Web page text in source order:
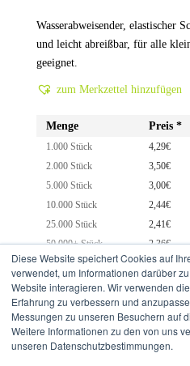
Diese Website speichert Cookies auf
verwendet, um Informationen darüber
Website interagieren. Wir verwenden
Erfahrung zu verbessern und
Messungen zu unseren Besuchern auf
Weitere Informationen zu den von uns
unseren Datenschutzbestimmungen.
Wasserabweisender, elastischer
und leicht abreißbar, für alle
geeignet.
zum Merkzettel hinzufügen
Menge Preis *
1.000 Stück 4,29€
2.000 Stück
3,50€
5.000 Stück
3,00€
10.000 Stück
2,44€
25.000 Stück
2,41€
50.000+ Stück
2,36€